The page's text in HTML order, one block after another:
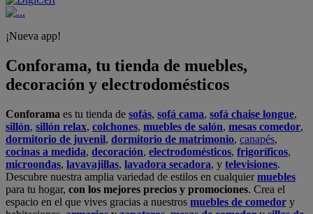
¡Nueva app!
Conforama, tu tienda de muebles,
decoración y electrodomésticos
Conforama es tu tienda de sofás, sofá cama, sofá chaise longue,
sillón, sillón relax, colchones, muebles de salón, mesas comedor,
dormitorio de juvenil, dormitorio de matrimonio, canapés,
cocinas a medida, decoración, electrodomésticos, frigoríficos,
microondas, lavavajillas, lavadora secadora, y televisiones.
Descubre nuestra amplia variedad de estilos en cualquiermuebles
para tu hogar, con los mejores precios y promociones. Crea el
espacio en el que vives gracias a nuestros muebles de comedor y